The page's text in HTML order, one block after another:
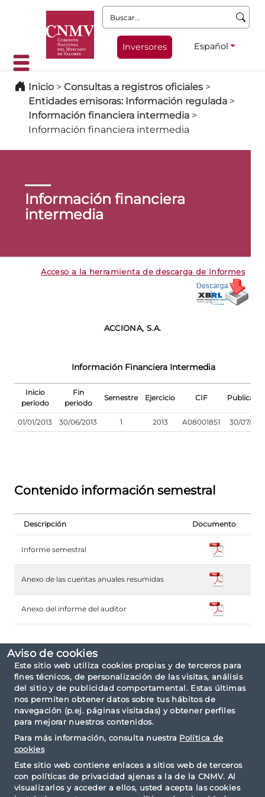
Aviso de cookies
Este sitio web utiliza cookies propias y de terceros para
fines técnicos, de personalización de las visitas, análisis
del sitio y de publicidad comportamental. Estas últimas
nos permiten obtener datos sobre tus hábitos de
navegación (p.ej. páginas visitadas) y obtener perfiles
para mejorar nuestros contenidos.
Para más información, consulta nuestra Política de
cookies
Este sitio web contiene enlaces a sitios web de terceros
con políticas de privacidad ajenas a la de la CNMV. Al
visualizarlos y acceder a ellos, usted acepta las cookies
Buscar:
Inversores Español
Inicio > Consultas a registros oficiales >
Entidades emisoras: Información regulada >
Información financiera intermedia >
Información financiera intermedia
Información financiera
intermedia
Acceso a la herramienta de descarga de informes
ACCIONA, S.A.
Información Financiera Intermedia
Inicio
periodo
Fin
periodo
Semestre Ejercicio CIF
01/01/2013 30/06/2013 1 2013 A08001851 30/07/
Contenido información semestral
Descripción Documento
Informe semestral
Anexo de las cuentas anuales resumidas
Anexo del informe del auditor
Informe completo en formato
El informe ha sido elaborado basándose en la
taxonomía IPP.